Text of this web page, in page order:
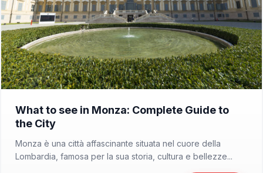
What to see in Monza: Complete Guide to
the City
Monza è una città affascinante situata nel cuore della
Lombardia, famosa per la sua storia, cultura e bellezze...